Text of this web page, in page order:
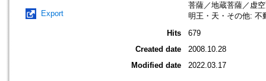
Export
菩薩／地蔵菩薩／虚
明王・天・その他: 不
Hits
679
Created date
2008.10.28
Modified date
2022.03.17